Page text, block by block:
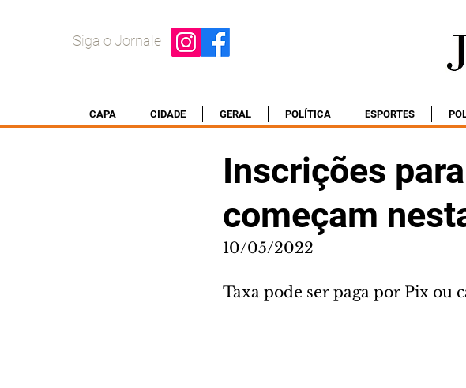
Siga o Jornale
CAPA CIDADE GERAL POLÍTICA ESPORTES
Inscrições
começam
10/05/2022
Taxa pode ser paga por Pix ou